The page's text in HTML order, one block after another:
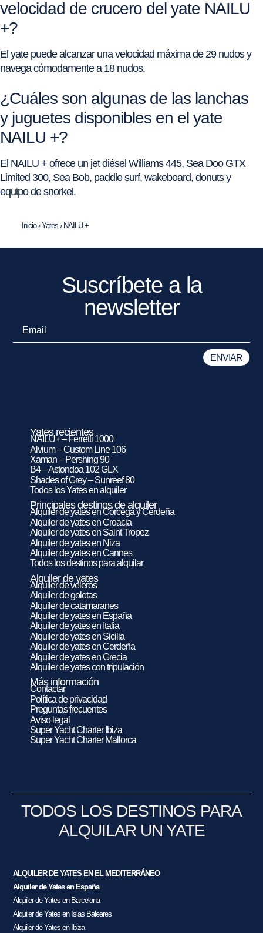
velocidad de crucero del yate NAILU
+?
El yate puede alcanzar una velocidad máxima de 29 nudos y
navega cómodamente a 18 nudos.
¿Cuáles son algunas de las lanchas
y juguetes disponibles en el yate
NAILU +?
El NAILU + ofrece un jet diésel Williams 445, Sea Doo GTX
Limited 300, Sea Bob, paddle surf, wakeboard, donuts y
equipo de snorkel.
Inicio›Yates › NAILU +
Suscríbete a la
newsletter
Yates recientes
NAILU+ – Ferretti 1000
Alvium – Custom Line 106
Xaman – Pershing 90
B4 – Astondoa 102 GLX
Shades of Grey – Sunreef 80
Todos los Yates en alquiler
Principales destinos de alquiler
Alquiler de yates en Córcega y Cerdeña
Alquiler de yates en Croacia
Alquiler de yates en Saint Tropez
Alquiler de yates en Niza
Alquiler de yates en Cannes
Todos los destinos para alquilar
Alquiler de yates
Alquiler de veleros
Alquiler de goletas
Alquiler de catamaranes
Alquiler de yates en España
Alquiler de yates en Italia
Alquiler de yates en Sicilia
Alquiler de yates en Cerdeña
Alquiler de yates en Grecia
Alquiler de yates con tripulación
Más información
Contactar
Política de privacidad
Preguntas frecuentes
Aviso legal
Super Yacht Charter Ibiza
Super Yacht Charter Mallorca
TODOS LOS DESTINOS PARA
ALQUILAR UN YATE
ALQUILER DE YATES EN EL MEDITERRÁNEO
Alquiler de Yates en España
Alquiler de Yates en Barcelona
Alquiler de Yates en Islas Baleares
Alquiler de Yates en Ibiza